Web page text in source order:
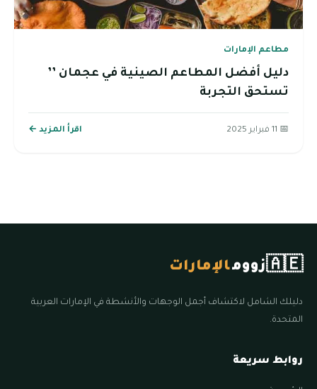
مطاعم الإمارات
دليل أفضل المطاعم الصينية في عجمان ’’
تستحق التجربة
📅 11 فبراير 2025 اقرأ المزيد ←
🇦🇪زوومالإمارات
دليلك الشامل لاكتشاف أجمل الوجهات والأنشطة في الإمارات العربية
المتحدة.
روابط سريعة